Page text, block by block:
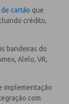
cartão que
crédito,
bandeiras do
Alelo, VR,
implementação
com